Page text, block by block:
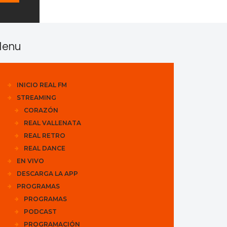
INICIO REAL FM
STREAMING
CORAZÓN
REAL VALLENATA
REAL RETRO
REAL DANCE
EN VIVO
DESCARGA LA APP
PROGRAMAS
PROGRAMAS
PODCAST
PROGRAMACIÓN